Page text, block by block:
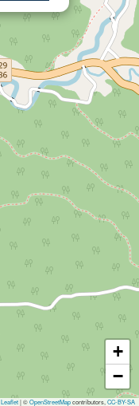
+
−
Leaflet|©OpenStreetMapcontributors, CC-BY-SA